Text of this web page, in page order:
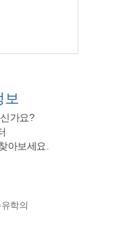
보
가요?
아보세요.
학의